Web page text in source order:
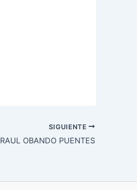
SIGUIENTE
RAUL OBANDO PUENTES